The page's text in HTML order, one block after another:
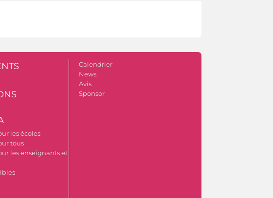
les écoles
tous
les enseignants et
Calendrier
News
Avis
Sponsor